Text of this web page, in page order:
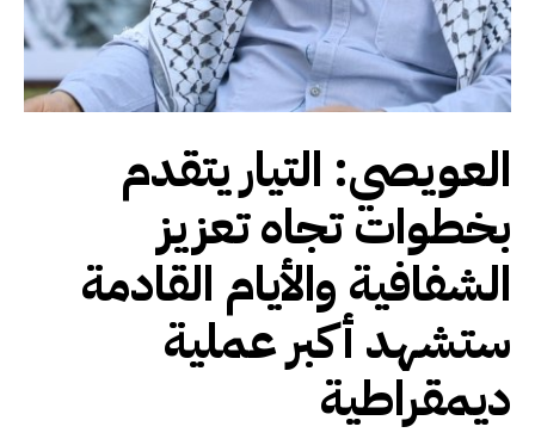
العويصي: التيار يتقدم
بخطوات تجاه تعزيز
الشفافية والأيام القادمة
ستشهد أكبر عملية
ديمقراطية